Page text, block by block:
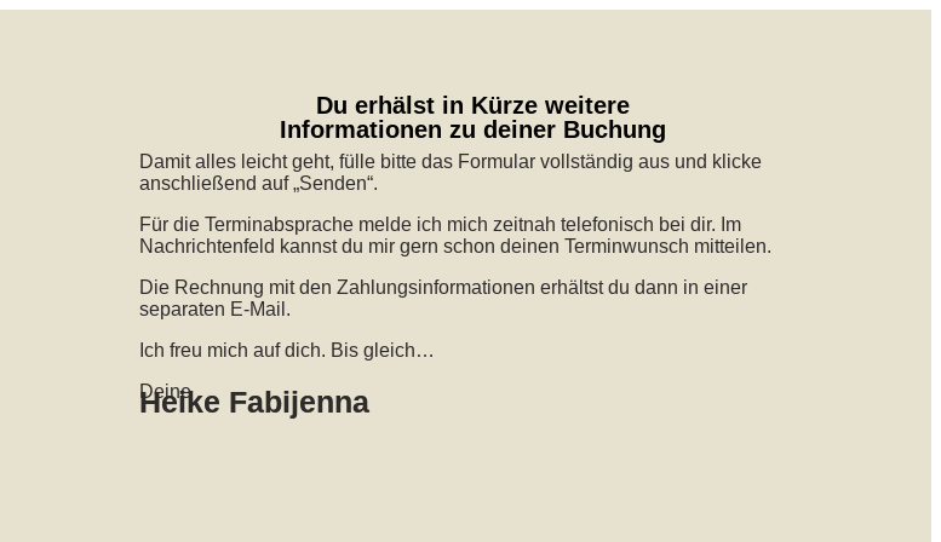
Du erhälst in Kürze weitere
Informationen zu deiner Buchung
Damit alles leicht geht, fülle bitte das Formular vollständig aus und klicke
anschließend auf „Senden“.
Für die Terminabsprache melde ich mich zeitnah telefonisch bei dir. Im
Nachrichtenfeld kannst du mir gern schon deinen Terminwunsch mitteilen.
Die Rechnung mit den Zahlungsinformationen erhältst du dann in einer
separaten E-Mail.
Ich freu mich auf dich. Bis gleich…
Deine
Heike Fabijenna